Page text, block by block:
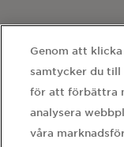
Genom att
samtycker du till
för att förbättra
analysera
våra